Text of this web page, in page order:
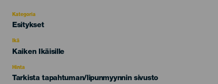
Kategoria
Categoría
evento
Esitykset
Ikä
Edad
Kaiken Ikäisille
Hinta
Tarkista tapahtuman/lipunmyynnin sivusto